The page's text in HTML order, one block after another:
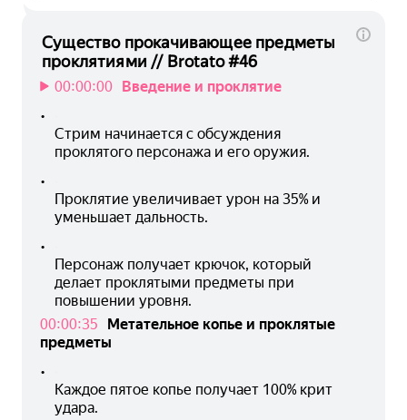
Существо прокачивающее предметы
проклятиями // Brotato #46
00:00:00
Введение и проклятие
Стрим начинается с обсуждения
проклятого персонажа и его оружия.
Проклятие увеличивает урон на 35% и
уменьшает дальность.
Персонаж получает крючок, который
делает проклятыми предметы при
повышении уровня.
00:00:35
Метательное копье и проклятые
предметы
Каждое пятое копье получает 100% крит
удара.